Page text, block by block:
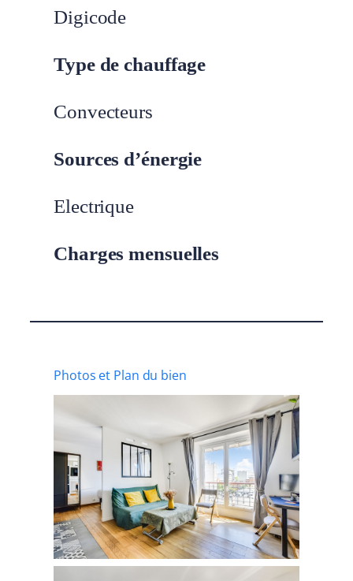
Digicode
Type de chauffage
Convecteurs
Sources d’énergie
Electrique
Charges mensuelles
Photos et Plan du bien